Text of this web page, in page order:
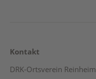
Kontakt
DRK-Ortsverein Reinheim